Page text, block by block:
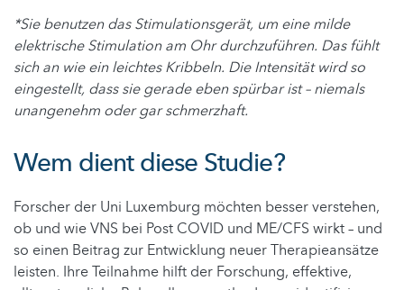
*Sie benutzen das Stimulationsgerät, um eine milde
elektrische Stimulation am Ohr durchzuführen. Das fühlt
sich an wie ein leichtes Kribbeln. Die Intensität wird so
eingestellt, dass sie gerade eben spürbar ist – niemals
unangenehm oder gar schmerzhaft.
Wem dient diese Studie?
Forscher der Uni Luxemburg möchten besser verstehen,
ob und wie VNS bei Post COVID und ME/CFS wirkt – und
so einen Beitrag zur Entwicklung neuer Therapieansätze
leisten. Ihre Teilnahme hilft der Forschung, effektive,